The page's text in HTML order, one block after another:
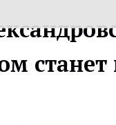
станет